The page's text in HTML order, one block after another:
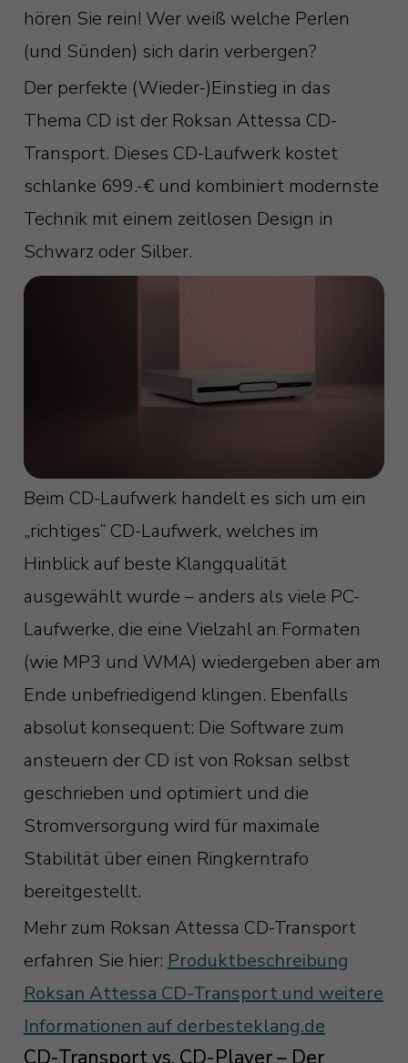
hören Sie rein! Wer weiß welche Perlen
(und Sünden) sich darin verbergen?
Der perfekte (Wieder-)Einstieg in das
Thema CD ist der Roksan Attessa CD-
Transport. Dieses CD-Laufwerk kostet
schlanke 699.-€ und kombiniert modernste
Technik mit einem zeitlosen Design in
Schwarz oder Silber.
Beim CD-Laufwerk handelt es sich um ein
„richtiges“ CD-Laufwerk, welches im
Hinblick auf beste Klangqualität
ausgewählt wurde – anders als viele PC-
Laufwerke, die eine Vielzahl an Formaten
(wie MP3 und WMA) wiedergeben aber am
Ende unbefriedigend klingen. Ebenfalls
absolut konsequent: Die Software zum
ansteuern der CD ist von Roksan selbst
geschrieben und optimiert und die
Stromversorgung wird für maximale
Stabilität über einen Ringkerntrafo
bereitgestellt.
Mehr zum Roksan Attessa CD-Transport
erfahren Sie hier: Produktbeschreibung
Roksan Attessa CD-Transport und weitere
Informationen auf derbesteklang.de
CD-Transport vs. CD-Player – Der